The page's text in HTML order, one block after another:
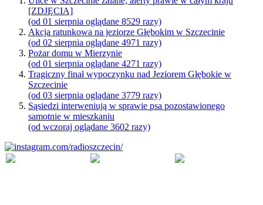
[ZDJĘCIA]
(od 01 sierpnia oglądane 8529 razy)
Akcja ratunkowa na jeziorze Głębokim w Szczecinie
(od 02 sierpnia oglądane 4971 razy)
Pożar domu w Mierzynie
(od 01 sierpnia oglądane 4271 razy)
Tragiczny finał wypoczynku nad Jeziorem Głębokie w
Szczecinie
(od 03 sierpnia oglądane 3779 razy)
Sąsiedzi interweniują w sprawie psa pozostawionego
samotnie w mieszkaniu
(od wczoraj oglądane 3602 razy)